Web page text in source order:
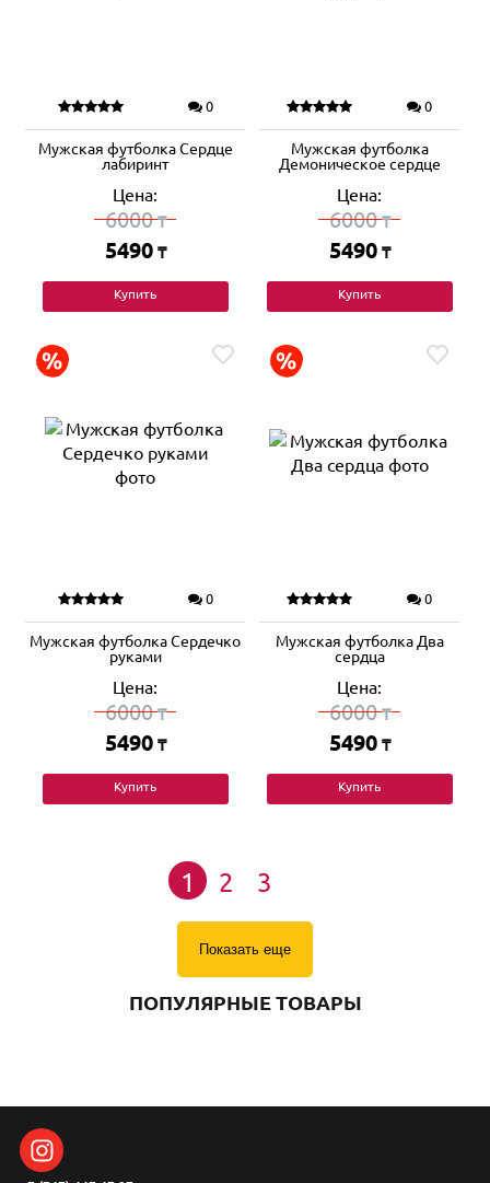
0
Мужская футболка Сердце
лабиринт
Цена:
6000₸
5490 ₸
Купить
0
Мужская футболка
Демоническое сердце
Цена:
6000₸
5490 ₸
Купить
0
Мужская футболка Сердечко
руками
Цена:
6000₸
5490 ₸
Купить
0
Мужская футболка Два
сердца
Цена:
6000₸
5490 ₸
Купить
1 2 3
Показать еще
ПОПУЛЯРНЫЕ ТОВАРЫ